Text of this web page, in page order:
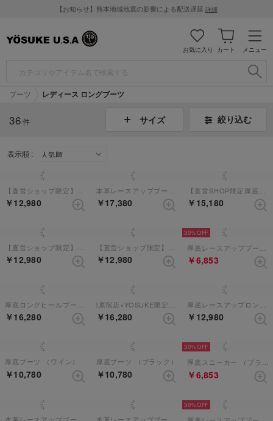
【お知らせ】熊本地域地震の影響による配送遅延 詳細
メニュー
カート
お気に入り
ブーツ レディース ロングブーツ
36件 サイズ 絞り込む
表示順 :
￥12,980 ￥17,380 ￥15,180
￥12,980 ￥12,980
30%
￥6,853
厚底ロングヒールブーツ （ブラック）
￥16,280
[原宿店×YOSUKE限定コラボアイテム]厚底レースアップブーツ （ブラック）
￥16,280
厚底レースアップロングブーツ（BL）
￥12,980
厚底ブーツ （ワイン）
￥10,780
厚底ブーツ （ブラック）
￥10,780
30%
厚底スニーカー （ブラックマルチ）
￥6,853
30%